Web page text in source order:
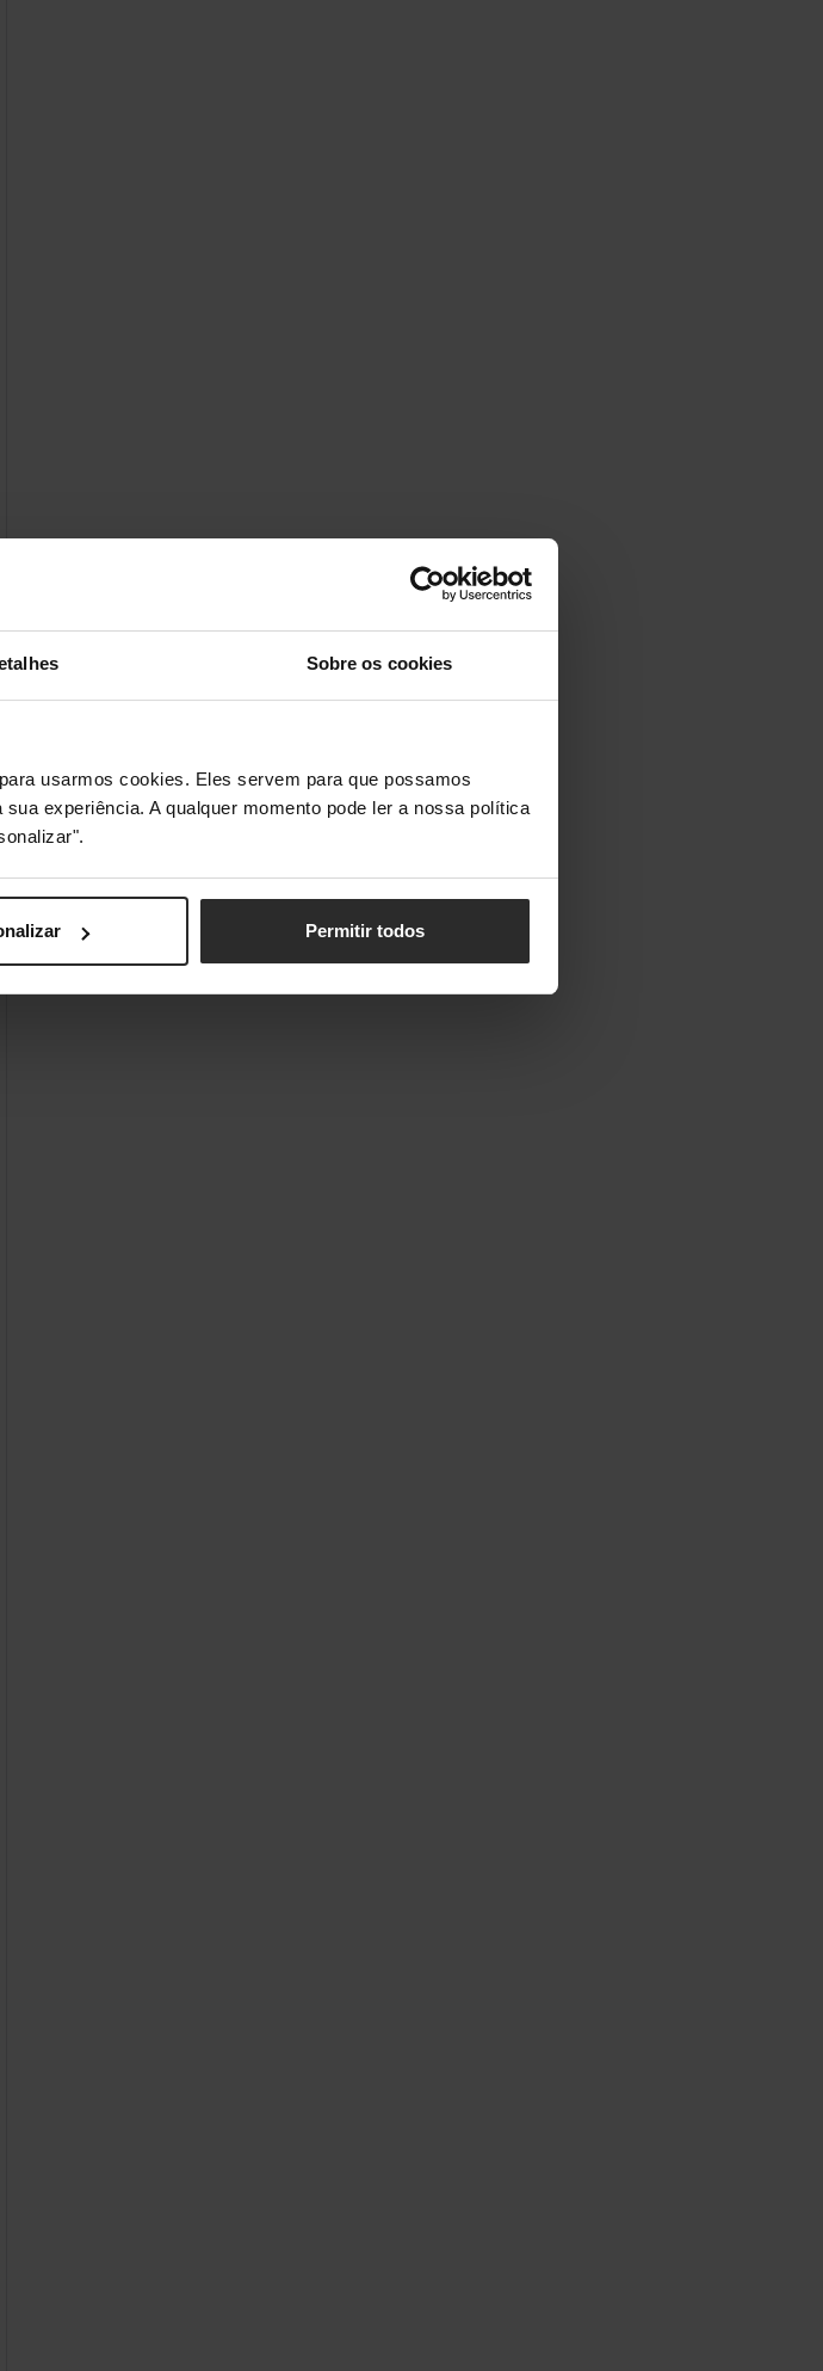
Sobre os cookies
usarmos cookies. Eles servem para que possamos
experiência. A qualquer momento pode ler a nossa política
Permitir todos